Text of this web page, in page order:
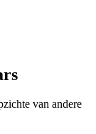
van andere